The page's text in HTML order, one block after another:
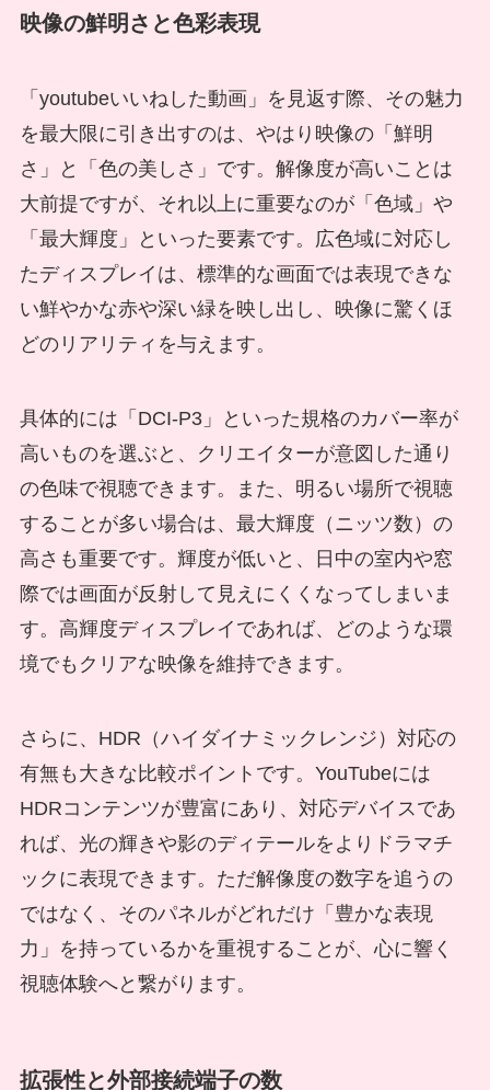
映像の鮮明さと色彩表現
「youtubeいいねした動画」を見返す際、その魅力
を最大限に引き出すのは、やはり映像の「鮮明
さ」と「色の美しさ」です。解像度が高いことは
大前提ですが、それ以上に重要なのが「色域」や
「最大輝度」といった要素です。広色域に対応し
たディスプレイは、標準的な画面では表現できな
い鮮やかな赤や深い緑を映し出し、映像に驚くほ
どのリアリティを与えます。
具体的には「DCI-P3」といった規格のカバー率が
高いものを選ぶと、クリエイターが意図した通り
の色味で視聴できます。また、明るい場所で視聴
することが多い場合は、最大輝度（ニッツ数）の
高さも重要です。輝度が低いと、日中の室内や窓
際では画面が反射して見えにくくなってしまいま
す。高輝度ディスプレイであれば、どのような環
境でもクリアな映像を維持できます。
さらに、HDR（ハイダイナミックレンジ）対応の
有無も大きな比較ポイントです。YouTubeには
HDRコンテンツが豊富にあり、対応デバイスであ
れば、光の輝きや影のディテールをよりドラマチ
ックに表現できます。ただ解像度の数字を追うの
ではなく、そのパネルがどれだけ「豊かな表現
力」を持っているかを重視することが、心に響く
視聴体験へと繋がります。
拡張性と外部接続端子の数